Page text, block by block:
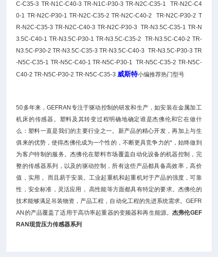
C-C35-3 TR-N1C-C40-3 TR-N1C-P30-3 TR-N2C-C35-1 TR-N2C-C4
0-1 TR-N2C-P30-1 TR-N2C-C35-2 TR-N2C-C40-2 TR-N2C-P30-2 T
R-N2C-C35-3 TR-N2C-C40-3 TR-N2C-P30-3 TR-N3.5C-C35-1 TR-N
3.5C-C40-1 TR-N3.5C-P30-1 TR-N3.5C-C35-2 TR-N3.5C-C40-2 TR-
N3.5C-P30-2 TR-N3.5C-C35-3 TR-N3.5C-C40-3 TR-N3.5C-P30-3 TR
-N5C-C35-1 TR-N5C-C40-1 TR-N5C-P30-1 TR-N5C-C35-2 TR-N5C-
C40-2 TR-N5C-P30-2 TR-N5C-C35-3威斯特小编推荐热门型号
50多年来，GEFRAN专注于驱动控制的研发和生产，如安装在金属加工
机床的传感器。塑料及其转变过程明确地确定谁是杰佛伦和它在做什
么：塑料一直是我们的主要行业之一。新产品的精心开发，再加上与生
俱来的优势，使得杰佛伦成为一个性的，不断更具竞争力的*，始终做到
为客户特制的服务。杰佛伦在塑料市场覆盖自动化设备的机器控制，完
整的传感器系列，以及的驱动控制，所有这些产品都具备高效率，高价
值，实用， 而且易于安装。工业起重机和起重机对于产品的强度，可靠
性，安全标准，灵活应用， 高性能等方面都具有特定的要求。杰佛伦的
技术能够满足吊装物资，产品工程，自动化工程的先进系统需求。GEFR
AN的产品覆盖了适用于高功率起重器的变频器和再生能源。杰弗伦GEF
RAN现货压力传感器系列